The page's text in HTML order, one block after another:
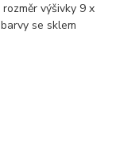
výšivky 9 x
se sklem